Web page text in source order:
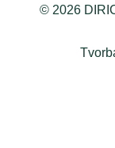
© 2026